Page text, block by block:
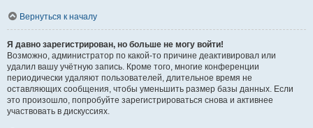
Вернуться к началу
Я давно зарегистрирован, но больше не могу войти!
Возможно, администратор по какой-то причине деактивировал или
удалил вашу учётную запись. Кроме того, многие конференции
периодически удаляют пользователей, длительное время не
оставляющих сообщения, чтобы уменьшить размер базы данных. Если
это произошло, попробуйте зарегистрироваться снова и активнее
участвовать в дискуссиях.